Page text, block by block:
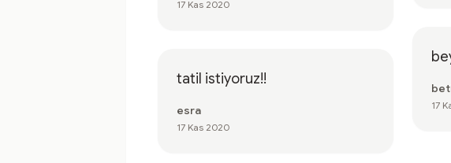
17 Kas 2020
tatil istiyoruz!!
esra
17 Kas 2020
17